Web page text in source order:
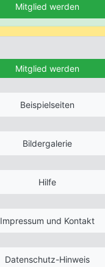
Mitglied werden
Mitglied werden
Beispielseiten
Bildergalerie
Hilfe
Impressum und Kontakt
Datenschutz-Hinweis